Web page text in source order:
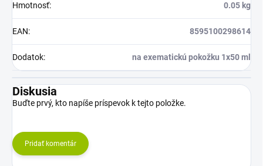
Hmotnosť: 0.05 kg
EAN: 8595100298614
Dodatok: na exematickú pokožku 1x50 ml
Diskusia
Buďte prvý, kto napíše príspevok k tejto položke.
Pridať komentár